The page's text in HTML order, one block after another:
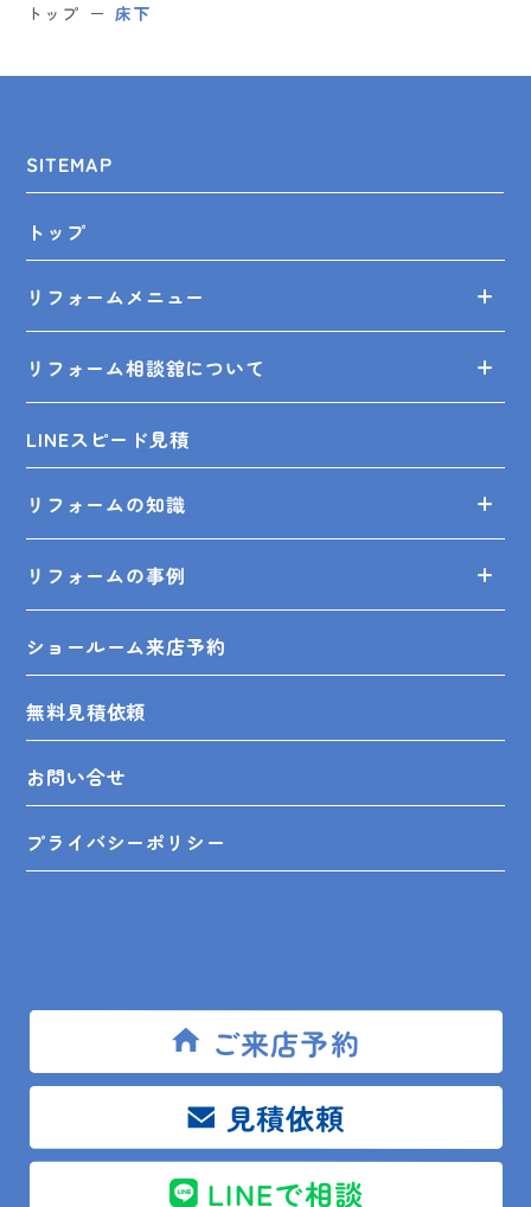
ご来店予約
見積依頼
LINEで相談
トップ 床下
SITEMAP
トップ
リフォームメニュー
リフォーム相談舘について
LINEスピード見積
リフォームの知識
リフォームの事例
ショールーム来店予約
無料見積依頼
お問い合せ
プライバシーポリシー
木更津店 〒292-0055 木更津市朝日3-10-9
〒294-0054 館山市湊510-1
鴨川店 〒296-0001 鴨川市横渚283-1